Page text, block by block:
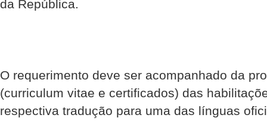
da República.
O requerimento deve ser acompanhado da
(curriculum vitae e certificados) das
respectiva tradução para uma das línguas